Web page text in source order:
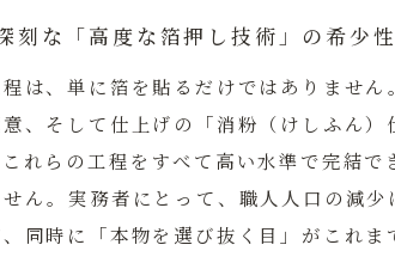
刻な「高度な箔押し技術」の希少性
は、単に箔を貼るだけではありませ
、そして仕上げの「消粉（けしふん
れらの工程をすべて高い水準で完結
ん。実務者にとって、職人人口の減
同時に「本物を選び抜く目」がこれ